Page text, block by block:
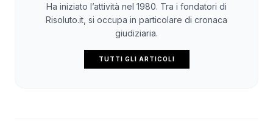
Ha iniziato l’attività nel 1980. Tra i fondatori di
Risoluto.it, si occupa in particolare di cronaca
giudiziaria.
TUTTI GLI ARTICOLI